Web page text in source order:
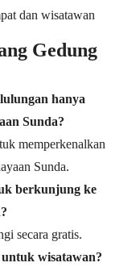
dan wisatawan
Gedung
hanya
Sunda?
memperkenalkan
Sunda.
berkunjung ke
secara gratis.
wisatawan?